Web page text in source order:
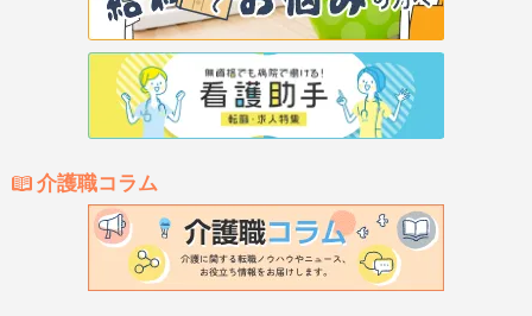
介護職コラム